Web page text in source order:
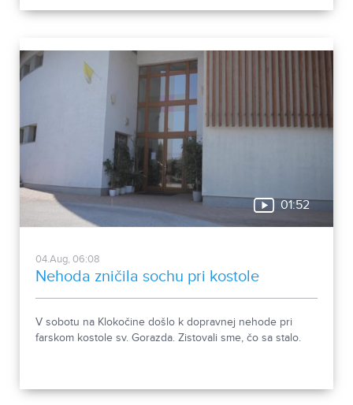
01:52
04.Aug, 06:08
Nehoda zničila sochu pri kostole
V sobotu na Klokočine došlo k dopravnej nehode pri
farskom kostole sv. Gorazda. Zistovali sme, čo sa stalo.